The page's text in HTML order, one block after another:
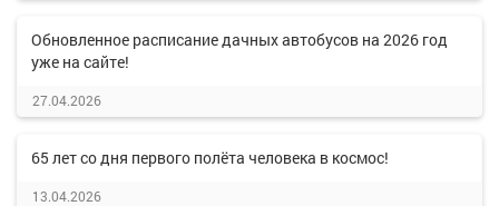
Обновленное расписание дачных автобусов на 2026 год
уже на сайте!
27.04.2026
65 лет со дня первого полёта человека в космос!
13.04.2026